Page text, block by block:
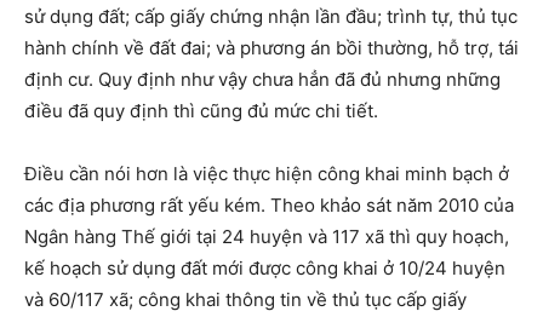
sử dụng đất; cấp giấy chứng nhận lần đầu; trình tự, thủ tục
hành chính về đất đai; và phương án bồi thường, hỗ trợ, tái
định cư. Quy định như vậy chưa hẳn đã đủ nhưng những
điều đã quy định thì cũng đủ mức chi tiết.
Điều cần nói hơn là việc thực hiện công khai minh bạch ở
các địa phương rất yếu kém. Theo khảo sát năm 2010 của
Ngân hàng Thế giới tại 24 huyện và 117 xã thì quy hoạch,
kế hoạch sử dụng đất mới được công khai ở 10/24 huyện
và 60/117 xã; công khai thông tin về thủ tục cấp giấy